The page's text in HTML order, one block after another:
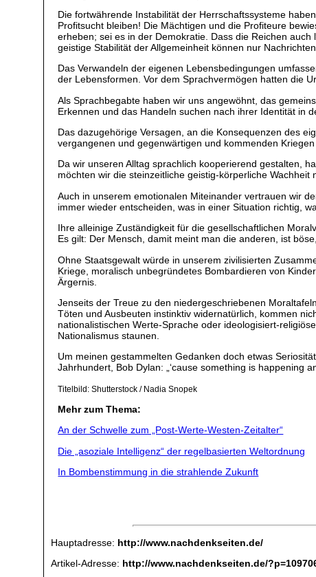
Die fortwährende Instabilität der Herrschaftssysteme
Profitsucht bleiben! Die Mächtigen und die Profiteure
erheben; sei es in der Demokratie. Dass die Reichen
geistige Stabilität der Allgemeinheit können nur
Das Verwandeln der eigenen Lebensbedingungen
der Lebensformen. Vor dem Sprachvermögen hatten die
Als Sprachbegabte haben wir uns angewöhnt, das
Erkennen und das Handeln suchen nach ihrer Identität in
Das dazugehörige Versagen, an die Konsequenzen des
vergangenen und gegenwärtigen und kommenden
Da wir unseren Alltag sprachlich kooperierend gestalten,
möchten wir die steinzeitliche geistig-körperliche
Auch in unserem emotionalen Miteinander vertrauen wir
immer wieder entscheiden, was in einer Situation richtig,
Ihre alleinige Zuständigkeit für die gesellschaftlichen
Es gilt: Der Mensch, damit meint man die anderen, ist
Ohne Staatsgewalt würde in unserem zivilisierten
Kriege, moralisch unbegründetes Bombardieren von
Ärgernis.
Jenseits der Treue zu den niedergeschriebenen
Töten und Ausbeuten instinktiv widernatürlich, kommen
nationalistischen Werte-Sprache oder ideologisiert-
Nationalismus staunen.
Um meinen gestammelten Gedanken doch etwas
Jahrhundert, Bob Dylan: „‘cause something is happening
Titelbild: Shutterstock / Nadia Snopek
Mehr zum Thema:
An der Schwelle zum „Post-Werte-Westen-Zeitalter“
Die „asoziale Intelligenz“ der regelbasierten Weltordnung
In Bombenstimmung in die strahlende Zukunft
Hauptadresse: http://www.nachdenkseiten.de/
Artikel-Adresse: http://www.nachdenkseiten.de/